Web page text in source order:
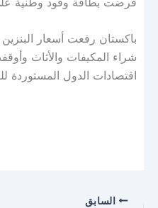
باكستان رفعت أسعار
شراء المكيفات والأثاث
اقتصادات الدول المستوردة
السابق